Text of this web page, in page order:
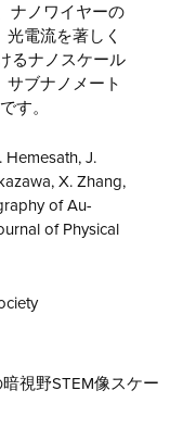
ナノワイヤーの
電流を著しく
るナノスケール
ブナノメート
す。
Hemesath, J.
X. Zhang,
of Au-
of Physical
視野STEM像スケー